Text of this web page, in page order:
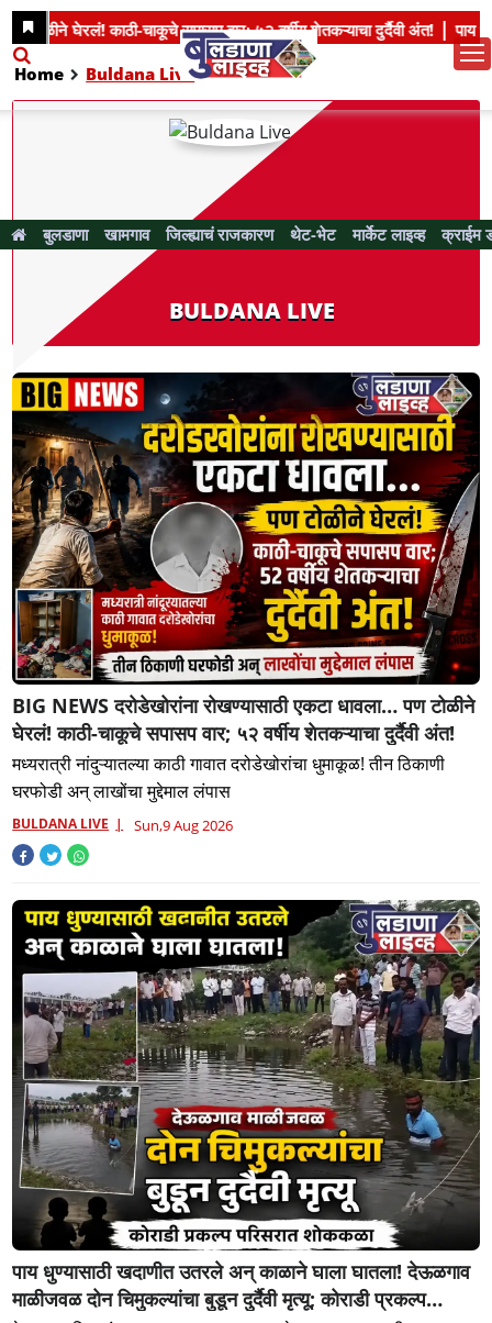
बुलडाणा खामगाव जिल्ह्याचं राजकारण थेट-भेट मार्केट लाइव्ह क्राईम
Home Buldana Live
BULDANA LIVE
BIG NEWS दरोडेखोरांना रोखण्यासाठी एकटा धावला… पण टोळीने
घेरलं! काठी-चाकूचे सपासप वार; ५२ वर्षीय शेतकऱ्याचा दुर्दैवी अंत!
मध्यरात्री नांदुऱ्यातल्या काठी गावात दरोडेखोरांचा धुमाकूळ! तीन ठिकाणी
घरफोडी अन् लाखोंचा मुद्देमाल लंपास
BULDANA LIVE Sun,9 Aug 2026
पाय धुण्यासाठी खदाणीत उतरले अन् काळाने घाला घातला! देऊळगाव
माळीजवळ दोन चिमुकल्यांचा बुडून दुर्दैवी मृत्यू; कोराडी प्रकल्प